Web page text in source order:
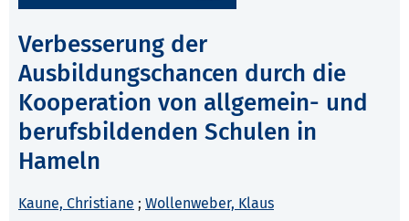
Verbesserung der
Ausbildungschancen durch die
Kooperation von allgemein- und
berufsbildenden Schulen in
Hameln
Kaune, Christiane ; Wollenweber, Klaus